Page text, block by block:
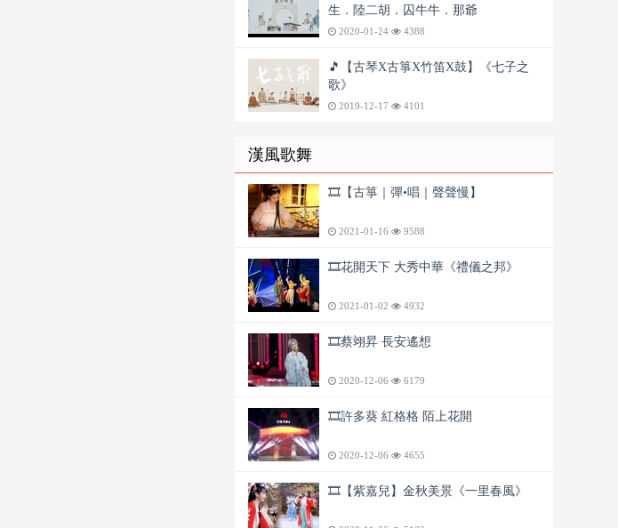
生．陸二胡．囚牛牛．那爺
2020-01-24 4388
🎵【古琴X古箏X竹笛X鼓】《七子之
歌》
2019-12-17 4101
漢風歌舞
🎞️【古箏｜彈•唱｜聲聲慢】
2021-01-16 9588
🎞️花開天下 大秀中華《禮儀之邦》
2021-01-02 4932
🎞️蔡翊昇 長安遙想
2020-12-06 6179
🎞️許多葵 紅格格 陌上花開
2020-12-06 4655
🎞️【紫嘉兒】金秋美景《一里春風》